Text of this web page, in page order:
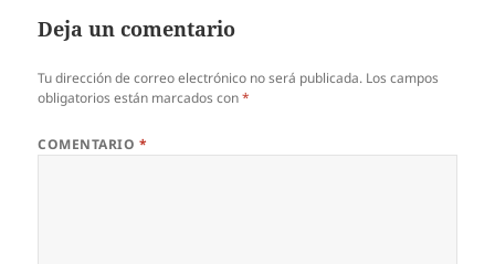
Deja un comentario
Tu dirección de correo electrónico no será publicada. Los campos
obligatorios están marcados con*
COMENTARIO *